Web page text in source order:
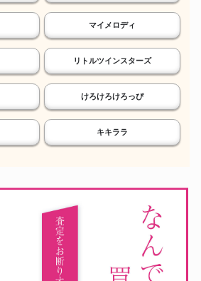
マイメロディ
リトルツインスターズ
けろけろけろっぴ
キキララ